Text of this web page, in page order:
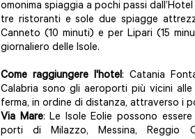
omonima spiaggia a pochi passi
tre ristoranti e sole due spiagge
Canneto (10 minuti) e per Lipari (15
giornaliero delle Isole.
Come raggiungere l'hotel: Catania
Calabria sono gli aeroporti più vicini
ferma, in ordine di distanza, attraverso i
Via Mare: Le Isole Eolie possono
porti di Milazzo, Messina, Reggio